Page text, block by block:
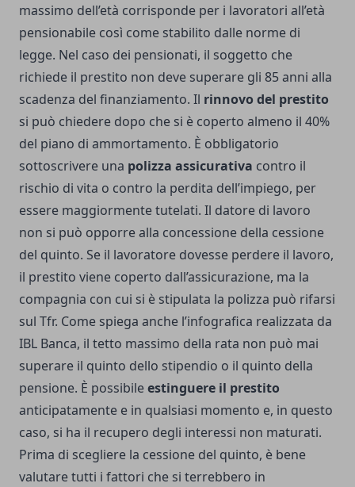
massimo dell’età corrisponde per i lavoratori all’età
pensionabile così come stabilito dalle norme di
legge. Nel caso dei pensionati, il soggetto che
richiede il prestito non deve superare gli 85 anni alla
scadenza del finanziamento. Il rinnovo del prestito
si può chiedere dopo che si è coperto almeno il 40%
del piano di ammortamento. È obbligatorio
sottoscrivere una polizza assicurativa contro il
rischio di vita o contro la perdita dell’impiego, per
essere maggiormente tutelati. Il datore di lavoro
non si può opporre alla concessione della cessione
del quinto. Se il lavoratore dovesse perdere il lavoro,
il prestito viene coperto dall’assicurazione, ma la
compagnia con cui si è stipulata la polizza può rifarsi
sul Tfr. Come spiega anche l’infografica realizzata da
IBL Banca, il tetto massimo della rata non può mai
superare il quinto dello stipendio o il quinto della
pensione. È possibileestinguere il prestito
anticipatamente e in qualsiasi momento e, in questo
caso, si ha il recupero degli interessi non maturati.
Prima di scegliere la cessione del quinto, è bene
valutare tutti i fattori che si terrebbero in